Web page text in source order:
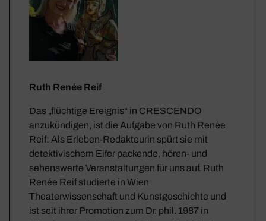
Ruth Renée Reif
Das „flüchtige Ereignis“ in CRESCENDO
anzukündigen, ist die Aufgabe von Ruth Renée
Reif: Als Erleben-Redakteurin spürt sie mit
detektivischem Eifer packende, hören- und
sehenswerte Veranstaltungen für uns auf. Ruth
Renée Reif studierte in Wien
Theaterwissenschaft und Kunstgeschichte und
ist seit ihrer Promotion zum Dr. phil. 1987 in